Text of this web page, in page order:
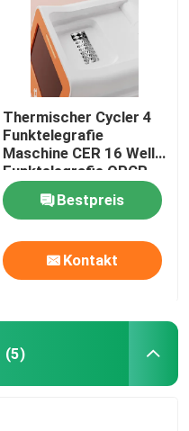
Thermischer Cycler 4
Funktelegrafie
Maschine CER 16 Wells
Funktelegrafie QPCR
Kanal Mini For Hospital
PCR
Bestpreis
Kontakt
(5)